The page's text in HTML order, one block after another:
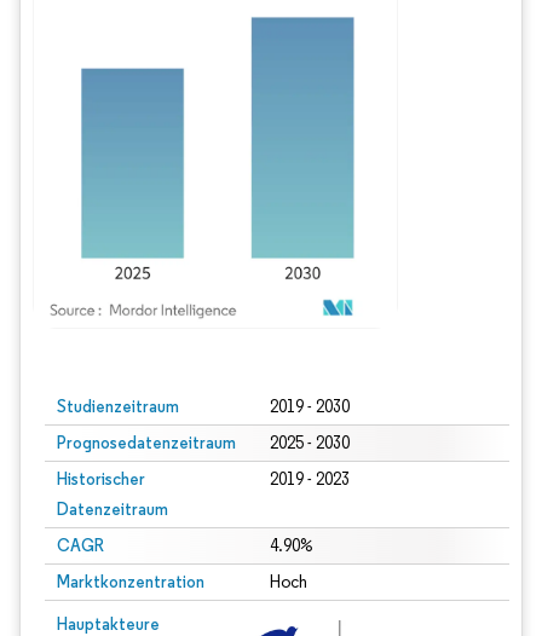
Studienzeitraum 2019 - 2030
Prognosedatenzeitraum 2025 - 2030
Historischer
Datenzeitraum
2019 - 2023
CAGR 4.90%
Marktkonzentration Hoch
Hauptakteure